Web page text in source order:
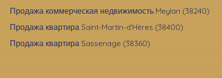
Продажа коммерческая недвижимость Meylan (38240)
Продажа квартира Saint-Martin-d'Hères (38400)
Продажа квартира Sassenage (38360)